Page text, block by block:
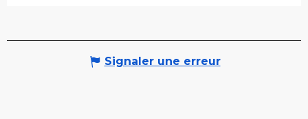
Signaler une erreur